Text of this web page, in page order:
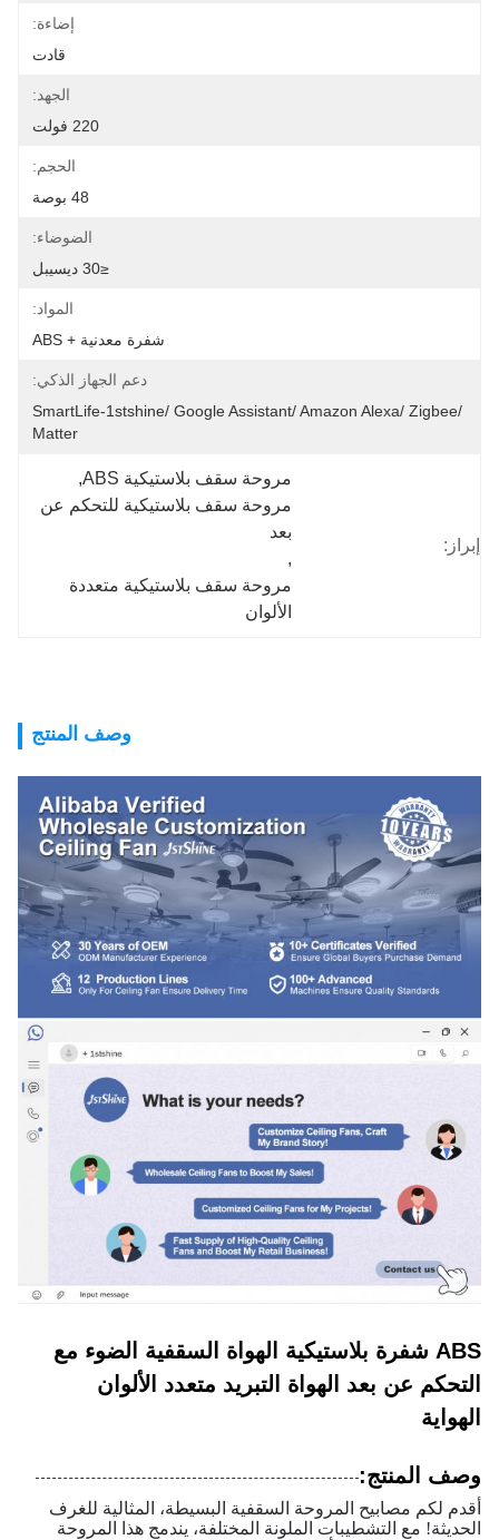
إضاءة:
قادت
الجهد:
220 فولت
الحجم:
48 بوصة
الضوضاء:
≤30 ديسيبل
المواد:
شفرة معدنية + ABS
دعم الجهاز الذكي:
SmartLife-1stshine/ Google Assistant/ Amazon Alexa/ Zigbee/
Matter
إبراز:
مروحة سقف بلاستيكية ABS
,
مروحة سقف بلاستيكية للتحكم عن
بعد
,
مروحة سقف بلاستيكية متعددة
الألوان
وصف المنتج
ABS شفرة بلاستيكية الهواة السقفية الضوء مع
التحكم عن بعد الهواة التبريد متعدد الألوان
الهواية
وصف المنتج:
أقدم لكم مصابيح المروحة السقفية البسيطة، المثالية للغرف
الحديثة! مع التشطيبات الملونة المختلفة، يندمج هذا المروحة